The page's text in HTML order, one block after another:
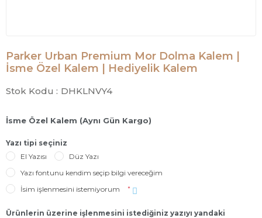
Parker Urban Premium Mor Dolma Kalem |
İsme Özel Kalem | Hediyelik Kalem
Stok Kodu : DHKLNVY4
İsme Özel Kalem (Aynı Gün Kargo)
Yazı tipi seçiniz
El Yazısı
Düz Yazı
Yazı fontunu kendim seçip bilgi vereceğim
İsim işlenmesini istemiyorum
*
Ürünlerin üzerine işlenmesini istediğiniz yazıyı yandaki